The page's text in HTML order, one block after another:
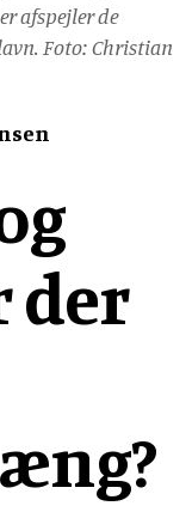
afspejler de
Foto: Christian
der